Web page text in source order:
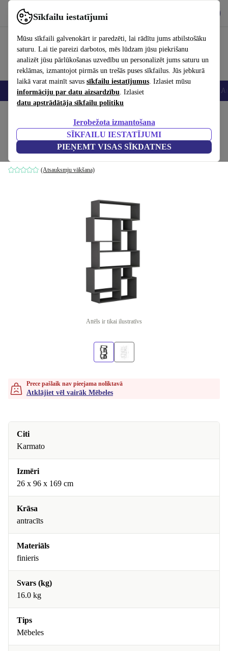
Sīkfailu iestatījumi
Mūsu sīkfaili galvenokārt ir paredzēti, lai rādītu jums atbilstošāku
saturu. Lai tie pareizi darbotos, mēs lūdzam jūsu piekrišanu
analizēt jūsu pārlūkošanas uzvedību un personalizēt jums saturu un
reklāmas, izmantojot pirmās un trešās puses sīkfailus. Jūs jebkurā
laikā varat mainīt savus sīkfailu iestatījumus. Izlasiet mūsu
informāciju par datu aizsardzību. Izlasiet
datu apstrādātāja sīkfailu politiku
Ierobežota izmantošana
SĪKFAILU IESTATĪJUMI
PIEŅEMT VISAS SĪKDATNES
Izmantojiet refurbed ātri un viegli
Viedtālruņi Portatīvie datori Planšetes Viedpulksteņi
Karmato grāmatu plaukts antracīts
antracīts
(Atsauksmju vākšana)
Attēls ir tikai ilustratīvs
Prece pašlaik nav pieejama noliktavā
Atklājiet vēl vairāk Mēbeles
Citi
Karmato
Izmēri
26 x 96 x 169 cm
Krāsa
antracīts
Materiāls
finieris
Svars (kg)
16.0 kg
Tips
Mēbeles